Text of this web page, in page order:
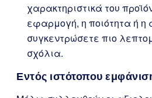
χαρακτηριστικά του
εφαρμογή, η ποιότητα ή η
συγκεντρώσετε πιο
σχόλια.
Εντός ιστότοπου